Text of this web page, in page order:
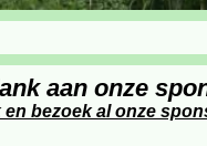
aan onze
en bezoek al onze